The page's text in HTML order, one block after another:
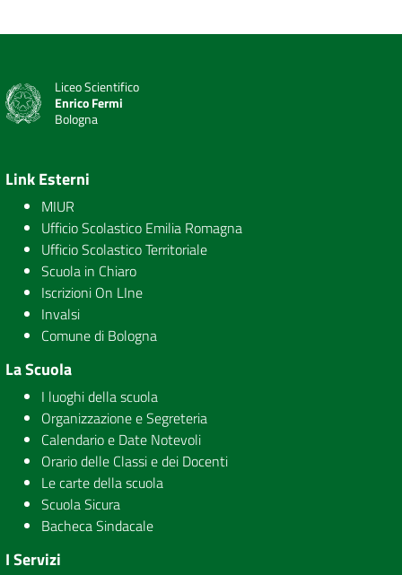
Liceo Scientifico
Enrico Fermi
Bologna
Link Esterni
MIUR
Ufficio Scolastico Emilia Romagna
Ufficio Scolastico Territoriale
Scuola in Chiaro
Iscrizioni On LIne
Invalsi
Comune di Bologna
La Scuola
I luoghi della scuola
Organizzazione e Segreteria
Calendario e Date Notevoli
Orario delle Classi e dei Docenti
Le carte della scuola
Scuola Sicura
Bacheca Sindacale
I Servizi